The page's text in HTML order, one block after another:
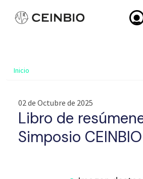
Pasar
Inicio
02 de Octubre de 2025
Libro de
Simposio CEINBIO